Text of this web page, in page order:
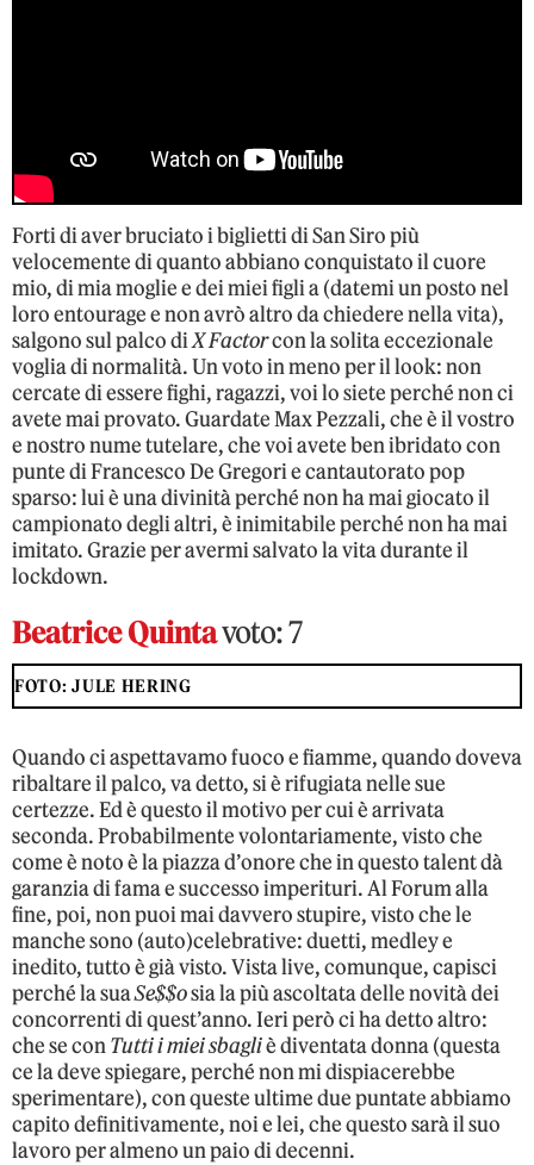
Forti di aver bruciato i biglietti di San Siro più
velocemente di quanto abbiano conquistato il cuore
mio, di mia moglie e dei miei figli a (datemi un posto nel
loro entourage e non avrò altro da chiedere nella vita),
salgono sul palco diX Factorcon la solita eccezionale
voglia di normalità. Un voto in meno per il look: non
cercate di essere fighi, ragazzi, voi lo siete perché non ci
avete mai provato. Guardate Max Pezzali, che è il vostro
e nostro nume tutelare, che voi avete ben ibridato con
punte di Francesco De Gregori e cantautorato pop
sparso: lui è una divinità perché non ha mai giocato il
campionato degli altri, è inimitabile perché non ha mai
imitato. Grazie per avermi salvato la vita durante il
lockdown.
Beatrice Quintavoto: 7
FOTO: JULE HERING
Quando ci aspettavamo fuoco e fiamme, quando doveva
ribaltare il palco, va detto, si è rifugiata nelle sue
certezze. Ed è questo il motivo per cui è arrivata
seconda. Probabilmente volontariamente, visto che
come è noto è la piazza d’onore che in questo talent dà
garanzia di fama e successo imperituri. Al Forum alla
fine, poi, non puoi mai davvero stupire, visto che le
manche sono (auto)celebrative: duetti, medley e
inedito, tutto è già visto. Vista live, comunque, capisci
perché la suaSe$$osia la più ascoltata delle novità dei
concorrenti di quest’anno. Ieri però ci ha detto altro:
che se conTutti i miei sbagliè diventata donna (questa
ce la deve spiegare, perché non mi dispiacerebbe
sperimentare), con queste ultime due puntate abbiamo
capito definitivamente, noi e lei, che questo sarà il suo
lavoro per almeno un paio di decenni.